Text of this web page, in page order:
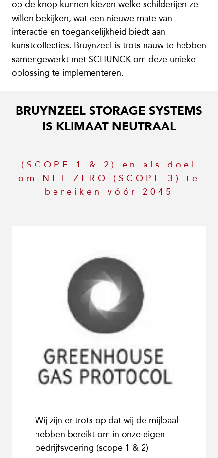
op de knop kunnen kiezen welke schilderijen ze
willen bekijken, wat een nieuwe mate van
interactie en toegankelijkheid biedt aan
kunstcollecties. Bruynzeel is trots nauw te hebben
samengewerkt met SCHUNCK om deze unieke
oplossing te implementeren.
BRUYNZEEL STORAGE SYSTEMS
IS KLIMAAT NEUTRAAL
(SCOPE 1 & 2) en als doel
om NET ZERO (SCOPE 3) te
bereiken vóór 2045
Wij zijn er trots op dat wij de mijlpaal
hebben bereikt om in onze eigen
bedrijfsvoering (scope 1 & 2)